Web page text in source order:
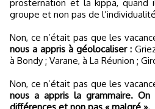
prosternation et la kippa, quand
groupe et non pas de
Non, ce n’était pas que les
nous a appris à géolocaliser :
à Bondy ; Varane, à La Réunion ;
Non, ce n’était pas que les
nous a appris la grammaire.